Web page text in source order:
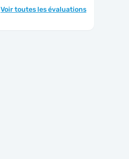
Voir toutes les évaluations